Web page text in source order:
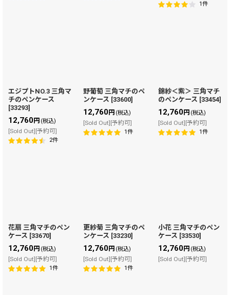
1件
エジプトNO.3 三角マ
チのペンケース
[33293]
12,760円 (税込)
[Sold Out][予約可]
2件
野葡萄 三角マチのペ
ンケース [33600]
12,760円 (税込)
[Sold Out][予約可]
1件
錦紗＜紫＞ 三角マチ
のペンケース [33454]
12,760円 (税込)
[Sold Out][予約可]
1件
花扇 三角マチのペン
ケース [33670]
12,760円 (税込)
[Sold Out][予約可]
1件
更紗菊 三角マチのペ
ンケース [33230]
12,760円 (税込)
[Sold Out][予約可]
1件
小花 三角マチのペン
ケース [33530]
12,760円 (税込)
[Sold Out][予約可]